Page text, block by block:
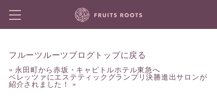
フルーツルーツブログトップに戻る
« 永田町から赤坂・キャピトルホテル東急へ
ベレッツァにエステティックグランプリ決勝進出サロンが
紹介されました！ »